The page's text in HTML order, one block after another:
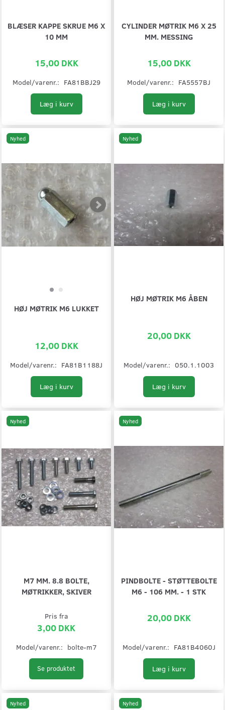
BLÆSER KAPPE SKRUE M6 X
10 MM
15,00 DKK
Model/varenr.: FA81BBJ29
Læg i kurv
CYLINDER MØTRIK M6 X 25
MM. MESSING
15,00 DKK
Model/varenr.: FA5557BJ
Læg i kurv
Nyhed
HØJ MØTRIK M6 LUKKET
12,00 DKK
Model/varenr.: FA81B1188J
Læg i kurv
Nyhed
HØJ MØTRIK M6 ÅBEN
20,00 DKK
Model/varenr.: 050.1.1003
Læg i kurv
Nyhed
M7 MM. 8.8 BOLTE,
MØTRIKKER, SKIVER
Pris fra
3,00 DKK
Model/varenr.: bolte-m7
Se produktet
Nyhed
PINDBOLTE - STØTTEBOLTE
M6 - 106 MM. - 1 STK
20,00 DKK
Model/varenr.: FA81B4060J
Læg i kurv
Nyhed Nyhed